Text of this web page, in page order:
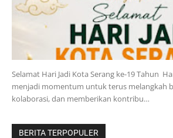
Selamat Hari Jadi Kota Serang ke-19 Tahun
menjadi momentum untuk terus melangkah
kolaborasi, dan memberikan kontribu…
BERITA TERPOPULER